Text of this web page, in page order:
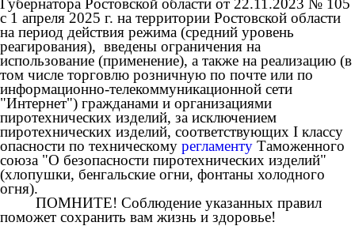
Губернатора Ростовской области от 22.11.2023 № 105
с 1 апреля 2025 г. на территории Ростовской области
на период действия режима (средний уровень
реагирования), введены ограничения на
использование (применение), а также на реализацию (в
том числе торговлю розничную по почте или по
информационно-телекоммуникационной сети
"Интернет") гражданами и организациями
пиротехнических изделий, за исключением
пиротехнических изделий, соответствующих I классу
опасности по техническому регламенту Таможенного
союза "О безопасности пиротехнических изделий"
(хлопушки, бенгальские огни, фонтаны холодного
огня).
ПОМНИТЕ! Соблюдение указанных правил
поможет сохранить вам жизнь и здоровье!